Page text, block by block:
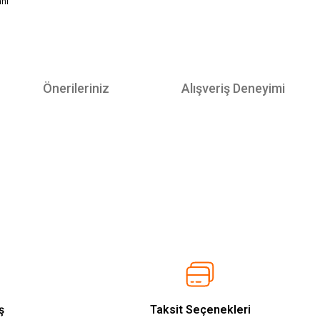
Önerileriniz Alışveriş Deneyimi
Taksit Seçenekleri